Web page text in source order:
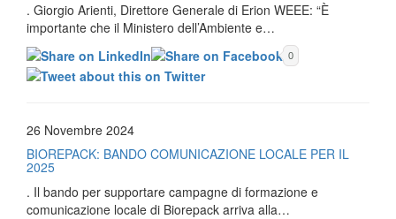
. Giorgio Arienti, Direttore Generale di Erion WEEE: “È
importante che il Ministero dell’Ambiente e…
0
26 Novembre 2024
BIOREPACK: BANDO COMUNICAZIONE LOCALE PER IL
2025
. Il bando per supportare campagne di formazione e
comunicazione locale di Biorepack arriva alla…